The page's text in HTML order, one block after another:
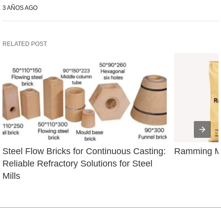
3 AÑOS AGO
RELATED POST
Steel Flow Bricks for Continuous Casting:
Reliable Refractory Solutions for Steel
Mills
Ramming